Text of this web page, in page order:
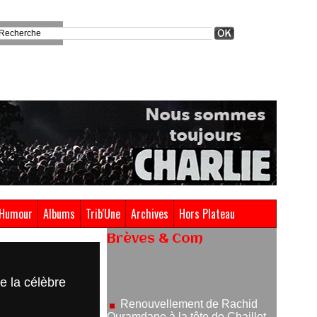
Humour Albums Trib'Une Archives Hors Plateau
la célèbre
Brèves & Com
05/08/2026